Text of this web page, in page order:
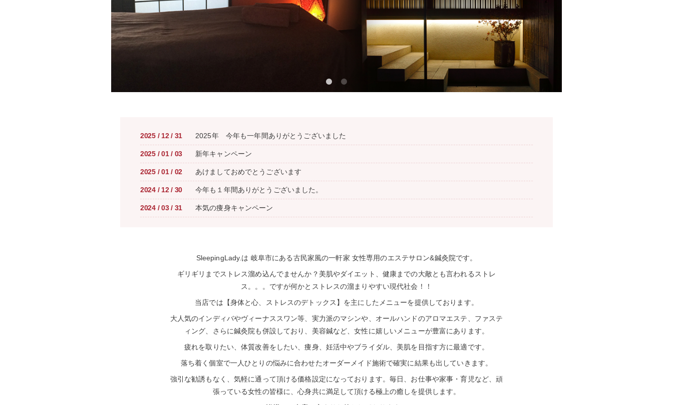
2025/ 12/ 31 2025年 今年も一年間ありがとうございました
2025/01/ 03 新年キャンペーン
2025/01/ 02 あけましておめでとうございます
2024/ 12/ 30 今年も１年間ありがとうございました。
2024/03/ 31 本気の痩身キャンペーン
SleepingLady.は 岐阜市にある古民家風の一軒家 女性専用のエステサロン&鍼灸院です。
ギリギリまでストレス溜め込んでませんか？美肌やダイエット、健康までの大敵とも言われるストレ
ス。。。ですが何かとストレスの溜まりやすい現代社会！！
当店では【身体と心、ストレスのデトックス】を主にしたメニューを提供しております。
大人気のインディバやヴィーナススワン等、実力派のマシンや、オールハンドのアロマエステ、ファステ
ィング、さらに鍼灸院も併設しており、美容鍼など、女性に嬉しいメニューが豊富にあります。
疲れを取りたい、体質改善をしたい、痩身、妊活中やブライダル、美肌を目指す方に最適です。
落ち着く個室で一人ひとりの悩みに合わせたオーダーメイド施術で確実に結果も出していきます。
強引な勧誘もなく、気軽に通って頂ける価格設定になっております。毎日、お仕事や家事・育児など、頑
張っている女性の皆様に、心身共に満足して頂ける極上の癒しを提供します。